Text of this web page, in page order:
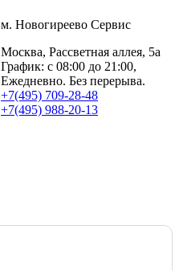
м. Новогиреево Сервис
Москва, Рассветная аллея, 5а
График: с 08:00 до 21:00,
Ежедневно. Без перерыва.
+7(495) 709-28-48
+7(495) 988-20-13